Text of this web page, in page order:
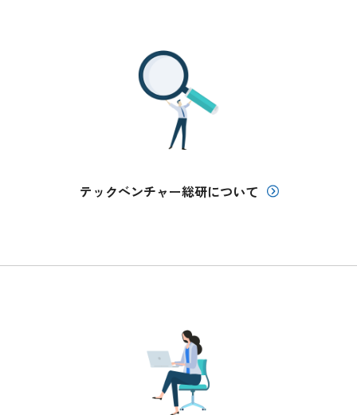
テックベンチャー総研について